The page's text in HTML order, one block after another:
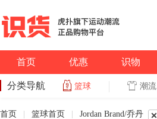
首页 优惠 识物
分类导航 篮球 潮流
首页 篮球首页 Jordan Brand/乔丹